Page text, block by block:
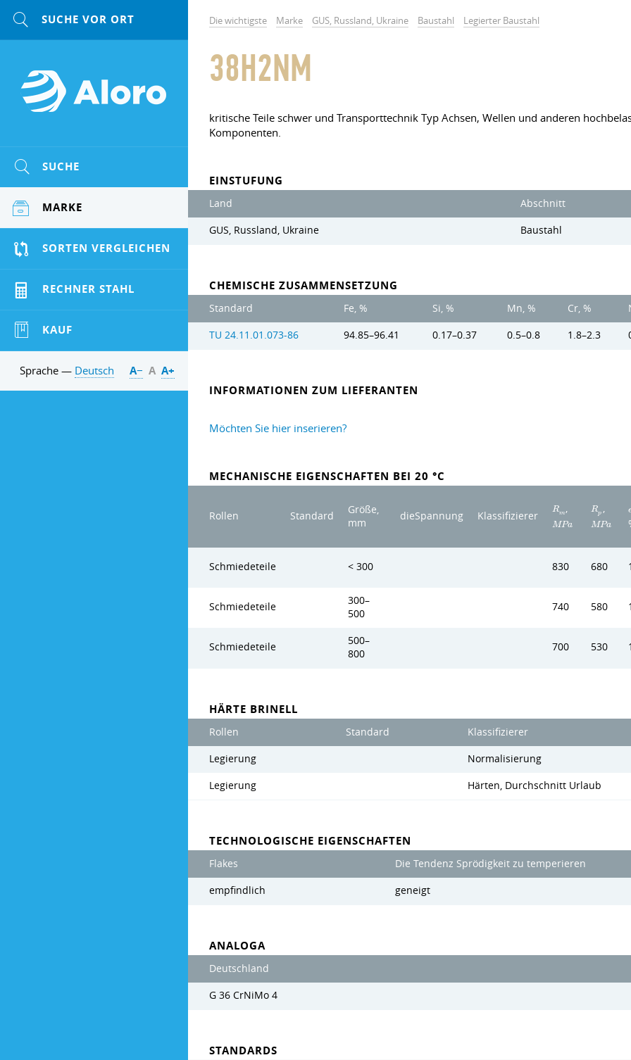
Die wichtigste Marke GUS, Russland, Ukraine Baustahl Legierter Baustahl
38H2NM
kritische Teile schwer und Transporttechnik Typ Achsen, Wellen und anderen
Komponenten.
EINSTUFUNG
Land Abschnitt
GUS, Russland, Ukraine Baustahl
CHEMISCHE ZUSAMMENSETZUNG
Standard Fe, % Si, % Mn, % Cr, %
TU 24.11.01.073-86 94.85–96.41 0.17–0.37 0.5–0.8 1.8–2.3
INFORMATIONEN ZUM LIEFERANTEN
Möchten Sie hier inserieren?
MECHANISCHE EIGENSCHAFTEN BEI 20 °C
Rollen Standard
Größe,
mm
dieSpannung Klassifizierer
Rm ,
MPa
Rp ,
MPa
ϵ
Schmiedeteile < 300 830 680
Schmiedeteile
300–
500
740 580
Schmiedeteile
500–
800
700 530
HÄRTE BRINELL
Rollen Standard Klassifizierer
Legierung Normalisierung
Legierung Härten, Durchschnitt Urlaub
TECHNOLOGISCHE EIGENSCHAFTEN
Flakes Die Tendenz Sprödigkeit zu temperieren
empfindlich geneigt
ANALOGA
Deutschland
G 36 CrNiMo 4
STANDARDS
SUCHE
MARKE
SORTEN VERGLEICHEN
RECHNER STAHL
KAUF
Sprache — Deutsch А− А А+